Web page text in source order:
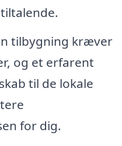
tilbygning kræver
og et erfarent
til de lokale
for dig.